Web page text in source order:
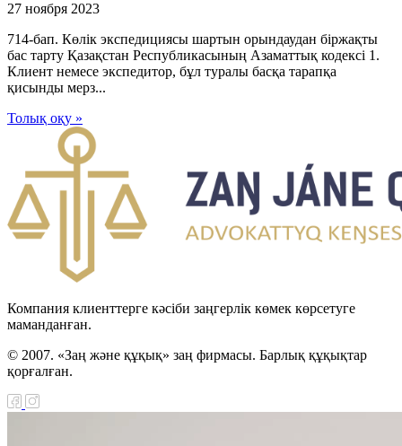
27 ноября 2023
714-бап. Көлiк экспедициясы шартын орындаудан бiржақты
бас тарту Қазақстан Республикасының Азаматтық кодексi 1.
Клиент немесе экспедитор, бұл туралы басқа тарапқа
қисынды мерз...
Толық оқу »
Компания клиенттерге кәсіби заңгерлік көмек көрсетуге
маманданған.
© 2007. «Заң және құқық» заң фирмасы. Барлық құқықтар
қорғалған.